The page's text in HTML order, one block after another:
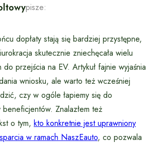
pisze:
dopłaty stają się bardziej przystępne,
skutecznie zniechęcała wielu
do przejścia na EV. Artykuł fajnie wyjaśnia
wniosku, ale warto też wcześniej
czy w ogóle łapiemy się do
Znalazłem też
o tym, kto konkretnie jest uprawniony
w ramach NaszEauto, co pozwala